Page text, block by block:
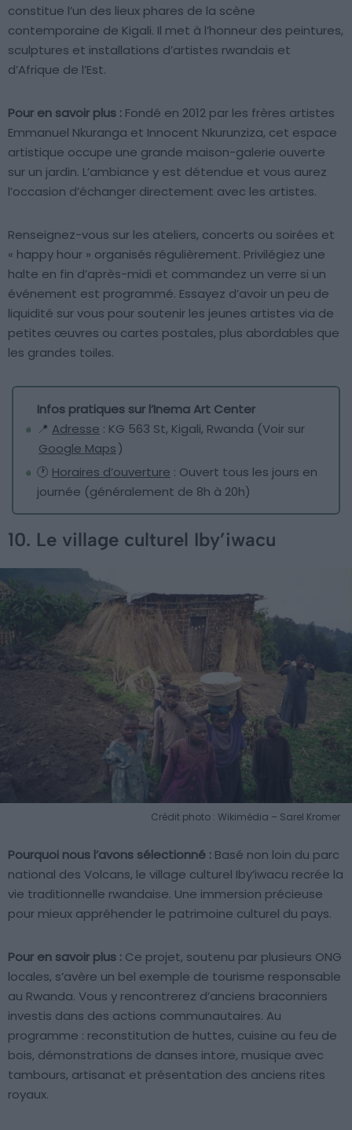
constitue l’un des lieux phares de la scène
contemporaine de Kigali. Il met à l’honneur des peintures,
sculptures et installations d’artistes rwandais et
d’Afrique de l’Est.
Pour en savoir plus : Fondé en 2012 par les frères artistes
Emmanuel Nkuranga et Innocent Nkurunziza, cet espace
artistique occupe une grande maison-galerie ouverte
sur un jardin. L’ambiance y est détendue et vous aurez
l’occasion d’échanger directement avec les artistes.
Renseignez-vous sur les ateliers, concerts ou soirées et
« happy hour » organisés régulièrement. Privilégiez une
halte en fin d’après-midi et commandez un verre si un
événement est programmé. Essayez d’avoir un peu de
liquidité sur vous pour soutenir les jeunes artistes via de
petites œuvres ou cartes postales, plus abordables que
les grandes toiles.
Infos pratiques sur l’Inema Art Center
📍 Adresse : KG 563 St, Kigali, Rwanda (Voir sur
Google Maps)
🕐 Horaires d’ouverture : Ouvert tous les jours en
journée (généralement de 8h à 20h)
10. Le village culturel Iby’iwacu
Crédit photo : Wikimédia – Sarel Kromer
Pourquoi nous l’avons sélectionné : Basé non loin du parc
national des Volcans, le village culturel Iby’iwacu recrée la
vie traditionnelle rwandaise. Une immersion précieuse
pour mieux appréhender le patrimoine culturel du pays.
Pour en savoir plus : Ce projet, soutenu par plusieurs ONG
locales, s’avère un bel exemple de tourisme responsable
au Rwanda. Vous y rencontrerez d’anciens braconniers
investis dans des actions communautaires. Au
programme : reconstitution de huttes, cuisine au feu de
bois, démonstrations de danses intore, musique avec
tambours, artisanat et présentation des anciens rites
royaux.